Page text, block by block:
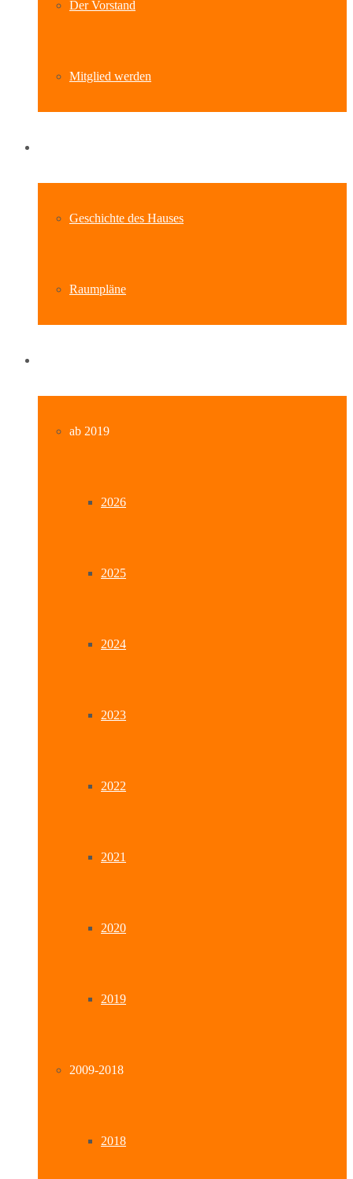
Der Vorstand
Mitglied werden
Geschichte des Hauses
Raumpläne
ab 2019
2026
2025
2024
2023
2022
2021
2020
2019
2009-2018
2018